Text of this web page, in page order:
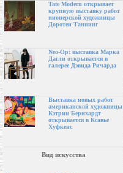
Tate Modern открывает
крупную выставку работ
пионерской художницы
Доротеи Таннинг
Neo-Op: выставка Марка
Дагли открывается в
галерее Дэвида Ричарда
Выставка новых работ
американской художницы
Кэтрин Бернхардт
открывается в Ксавье
Хуфкенс
Вид искусства